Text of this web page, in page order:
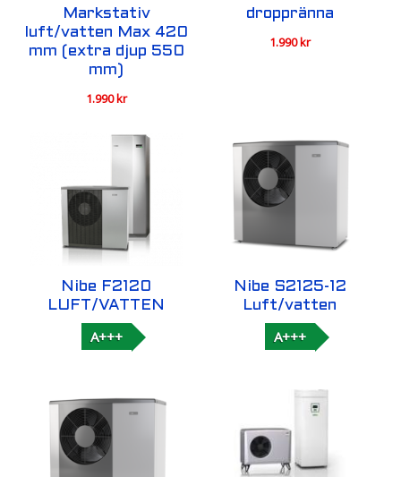
Markstativ
luft/vatten Max 420
mm (extra djup 550
mm)
1.990kr
droppränna
1.990kr
Nibe F2120
LUFT/VATTEN
A+++
Nibe S2125-12
Luft/vatten
A+++